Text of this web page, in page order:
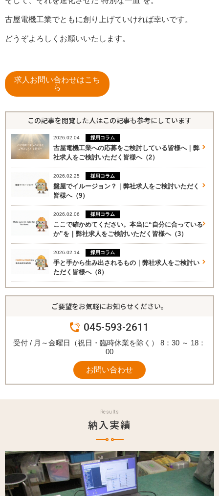
古屋電機工業でともに創り上げていければ幸いです。
どうぞよろしくお願いいたします。
求人お問い合わせはこち
ら
この記事を閲覧した人はこの記事も参考にしています
2026.02.04 採用コラム
古屋電機工業への応募をご検討している皆様へ｜弊
社求人をご検討いただく皆様へ（2）
2026.02.25 採用コラム
盤屋でイルージョン？｜弊社求人をご検討いただく
皆様へ（9）
2026.02.06 採用コラム
ここで確かめてください。本当に“自分に合っている
か”を｜弊社求人をご検討いただく皆様へ（3）
2026.02.14 採用コラム
手と手から生み出されるもの｜弊社求人をご検討い
ただく皆様へ（8）
ご要望をお気軽にお知らせください。
045-593-2611
受付 / 月～金曜日（祝日・臨時休業を除く） 8：30 ～ 18：
00
お問い合わせ
Results
納入実績